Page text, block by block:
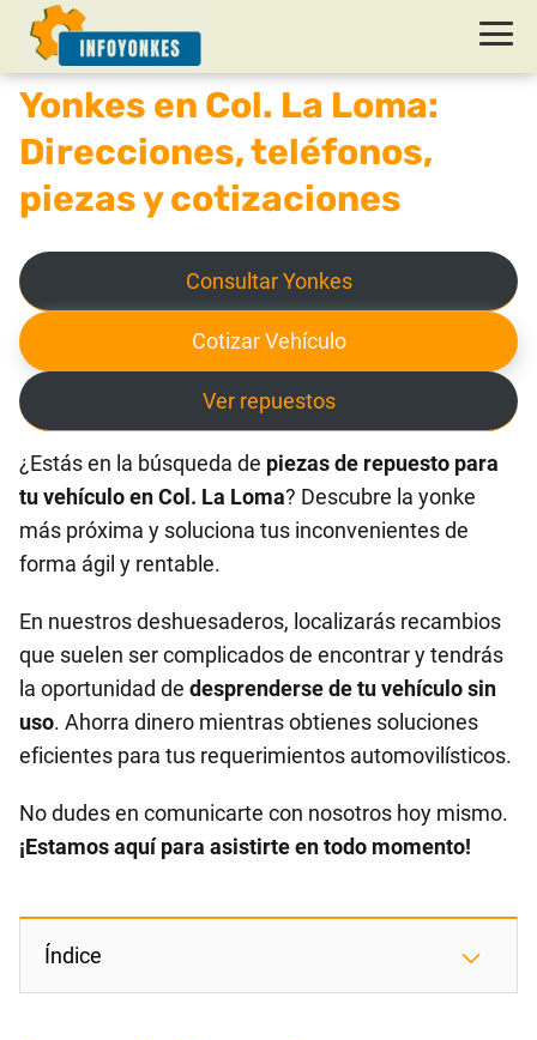
Yonkes en Col. La Loma:
Direcciones, teléfonos,
piezas y cotizaciones
Consultar Yonkes
Cotizar Vehículo
Ver repuestos
¿Estás en la búsqueda de piezas de repuesto para
tu vehículo en Col. La Loma? Descubre la yonke
más próxima y soluciona tus inconvenientes de
forma ágil y rentable.
En nuestros deshuesaderos, localizarás recambios
que suelen ser complicados de encontrar y tendrás
la oportunidad de desprenderse de tu vehículo sin
uso. Ahorra dinero mientras obtienes soluciones
eficientes para tus requerimientos automovilísticos.
No dudes en comunicarte con nosotros hoy mismo.
¡Estamos aquí para asistirte en todo momento!
Índice